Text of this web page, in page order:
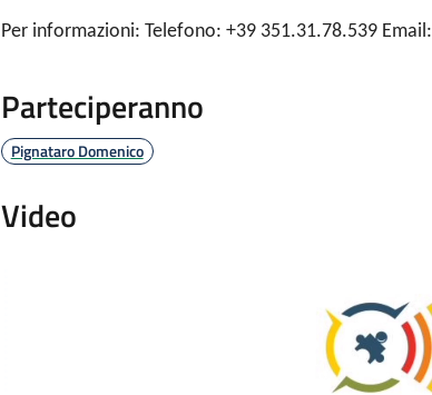
Per informazioni: Telefono: +39 351.31.78.539 Email:
Parteciperanno
Pignataro Domenico
Video